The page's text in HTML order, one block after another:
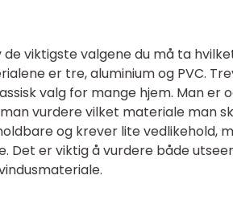
de viktigste valgene du må ta
er tre, aluminium og PVC.
valg for mange hjem. Man er
vurdere vilket materiale man
og krever lite vedlikehold,
Det er viktig å vurdere både